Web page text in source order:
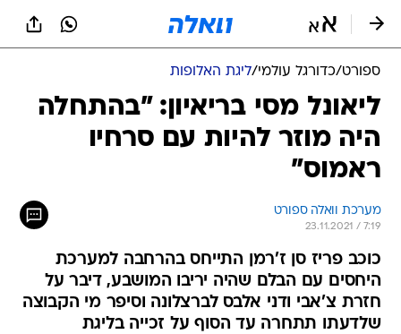
ספורט/כדורגל עולמי/ליגת האלופות
ליאונל מסי בריאיון: "בהתחלה
היה מוזר להיות עם סרחיו
ראמוס"
מערכת וואלה ספורט
23.11.2021 / 7:19
כוכב פריז סן ז'רמן התייחס בהרחבה למערכת
היחסים עם הבלם שהיה יריבו המושבע, דיבר על
חזרת צ'אבי ודני אלבס לברצלונה וסיפר מי הקבוצה
שלדעתו תתחרה עד הסוף על זכייה בליגת